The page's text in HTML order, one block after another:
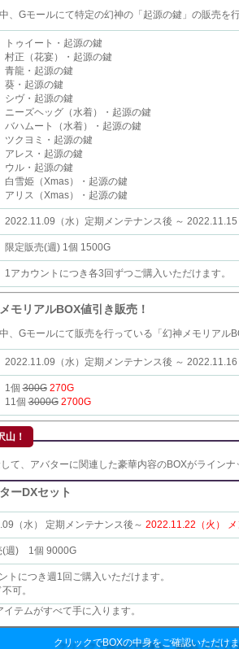
、Gモールにて特定の幻神の「起源の鍵」の販売を
トゥイート・起源の鍵
村正（花宴）・起源の鍵
青龍・起源の鍵
葵・起源の鍵
シヴ・起源の鍵
ニーズヘッグ（水着）・起源の鍵
バハムート（水着）・起源の鍵
ツクヨミ・起源の鍵
アレス・起源の鍵
ウル・起源の鍵
白雪姫（Xmas）・起源の鍵
アリス（Xmas）・起源の鍵
2022.11.09（水）定期メンテナンス後 ～
限定販売(週) 1個 1500G
1アカウントにつき各3回ずつご購入いただけます。
モリアルBOX値引き販売！
、Gモールにて販売を行っている「幻神メモリアル
2022.11.09（水）定期メンテナンス後 ～
1個300G 270G
11個3000G 2700G
山！
て、アバターに関連した豪華内容のBOXがラインナ
ーDXセット
（水） 定期メンテナンス後～ 2022.11.22（火）
(週) 1個 9000G
トにつき週1回ご購入いただけます。
可。
テムがすべて手に入ります。
クリックでBOXの中身をご確認いただけ